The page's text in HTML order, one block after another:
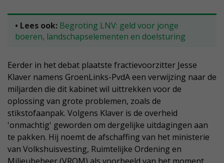
• Lees ook: Begroting LNV: geld voor jonge
boeren, landschapselementen en doelsturing
Eerder in het debat plaatste fractievoorzitter Jesse
Klaver namens GroenLinks-PvdA een verwijzing naar de
miljarden die dit kabinet wil uittrekken voor de
oplossing van grote problemen, zoals de
stikstofaanpak. Volgens Klaver is de overheid
'onmachtig' geworden om dergelijke uitdagingen aan
te pakken. Hij noemt de afschaffing van het ministerie
van Volkshuisvesting, Ruimtelijke Ordening en